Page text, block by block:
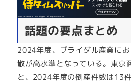
話題の要点まとめ
2024年度、ブライダル産業に
散が高水準となっている。東京
と、2024年度の倒産件数は13